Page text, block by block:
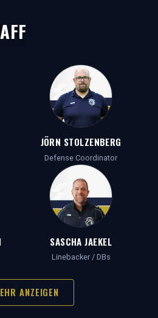
JÖRN STOLZENBERG
Defense Coordinator
SASCHA JAEKEL
Linebacker / DBs
ANZEIGEN